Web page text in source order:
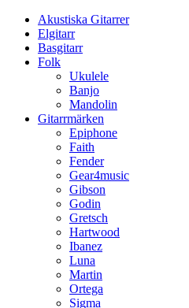
Akustiska Gitarrer
Elgitarr
Basgitarr
Folk
Ukulele
Banjo
Mandolin
Gitarrmärken
Epiphone
Faith
Fender
Gear4music
Gibson
Godin
Gretsch
Hartwood
Ibanez
Luna
Martin
Ortega
Sigma